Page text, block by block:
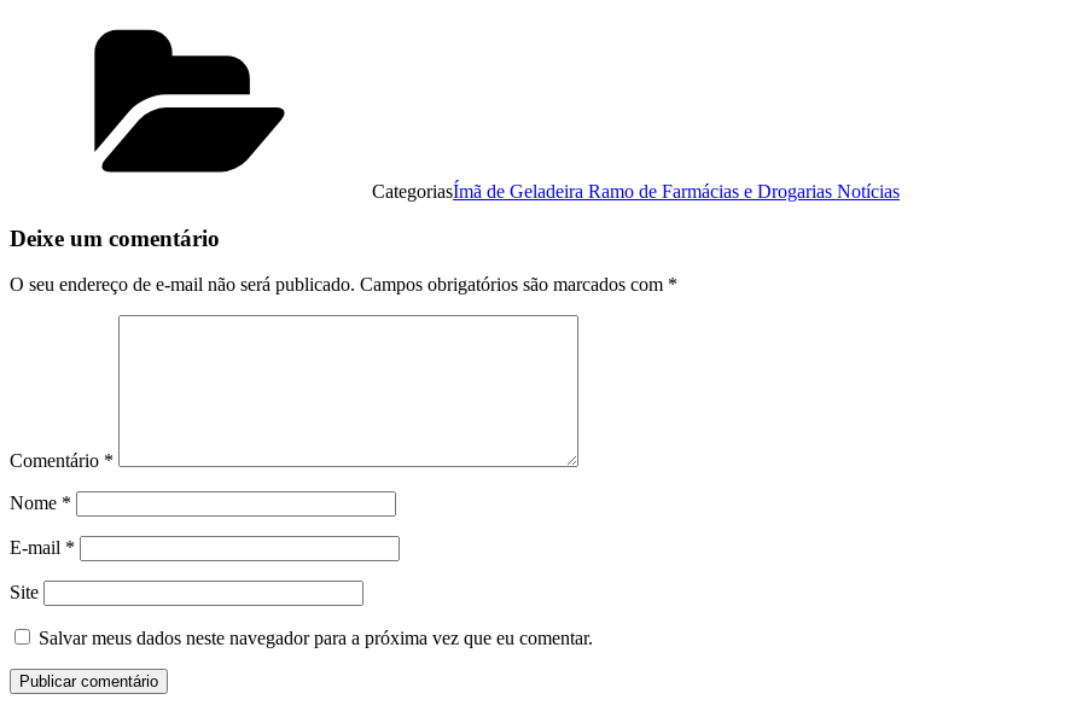
CategoriasÍmã de Geladeira Ramo de Farmácias e Drogarias Notícias
Deixe um comentário
O seu endereço de e-mail não será publicado. Campos obrigatórios são marcados com *
Comentário *
Nome *
E-mail *
Site
Salvar meus dados neste navegador para a próxima vez que eu comentar.